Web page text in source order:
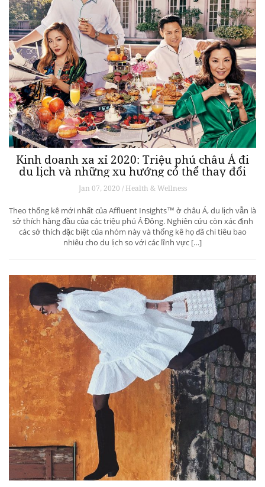
Kinh doanh xa xỉ 2020: Triệu phú châu Á đi
du lịch và những xu hướng có thể thay đổi
ngành du lịch thượng lưu
Jan 07, 2020 / Health & Wellness
Theo thống kê mới nhất của Affluent Insights™ ở châu Á, du lịch vẫn là
sở thích hàng đầu của các triệu phú Á Đông. Nghiên cứu còn xác định
các sở thích đặc biệt của nhóm này và thống kê họ đã chi tiêu bao
nhiêu cho du lịch so với các lĩnh vực […]